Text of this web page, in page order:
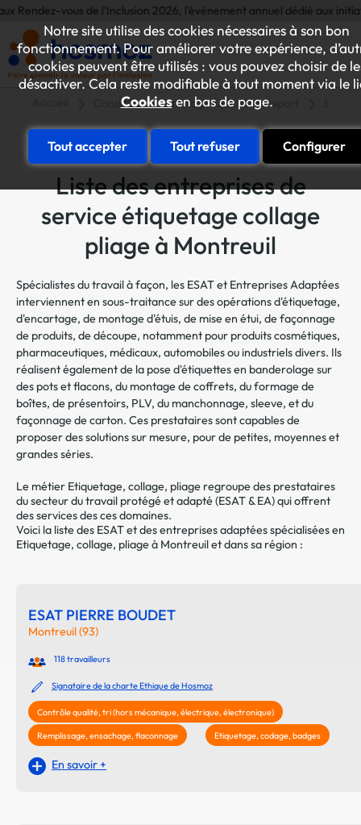
Notre site utilise des cookies nécessaires à son bon
fonctionnement. Pour améliorer votre expérience,
cookies peuvent être utilisés : vous pouvez choisir de
désactiver. Cela reste modifiable à tout moment via le
Cookiesen bas de page.
Tout accepter Tout refuser Configurer
vous de l'Inclusion 2026, l'événement annuel dédié aux initiatives
Conditionnement, logistique et transport
Liste des entreprises de
service étiquetage collage
pliage à Montreuil
Spécialistes du travail à façon, les ESAT et Entreprises Adaptées
interviennent en sous-traitance sur des opérations d'étiquetage,
d'encartage, de montage d'étuis, de mise en étui, de façonnage
de produits, de découpe, notamment pour produits cosmétiques,
pharmaceutiques, médicaux, automobiles ou industriels divers. Ils
réalisent également de la pose d'étiquettes en banderolage sur
des pots et flacons, du montage de coffrets, du formage de
boîtes, de présentoirs, PLV, du manchonnage, sleeve, et du
façonnage de carton. Ces prestataires sont capables de
proposer des solutions sur mesure, pour de petites, moyennes et
grandes séries.
Le métier Etiquetage, collage, pliage regroupe des prestataires
du secteur du travail protégé et adapté (ESAT & EA) qui offrent
des services des ces domaines.
Voici la liste des ESAT et des entreprises adaptées spécialisées en
Etiquetage, collage, pliage à Montreuil et dans sa région :
ESAT PIERRE BOUDET
Montreuil (93)
118 travailleurs
Signataire de la charte Ethique de Hosmoz
Contrôle qualité, tri (hors mécanique, électrique, électronique)
Remplissage, ensachage, flaconnage Etiquetage, codage, badges
En savoir +